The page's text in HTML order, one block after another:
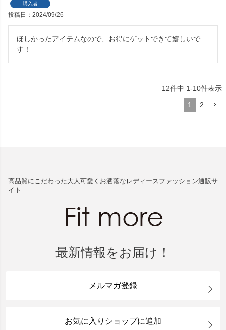
購入者
投稿日 2024/09/26
ほしかったアイテムなので、お得にゲットできて嬉しいで
す！
12件中 1-10件表示
1 2
高品質にこだわった大人可愛くお洒落なレディースファッション通販サ
イト
最新情報をお届け！
メルマガ登録
お気に入りショップに追加